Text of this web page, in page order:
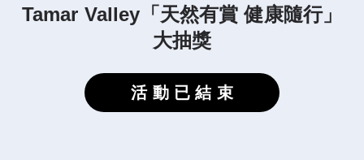
Tamar Valley「天然有賞 健康隨行」
大抽獎
活 動 已 結 束